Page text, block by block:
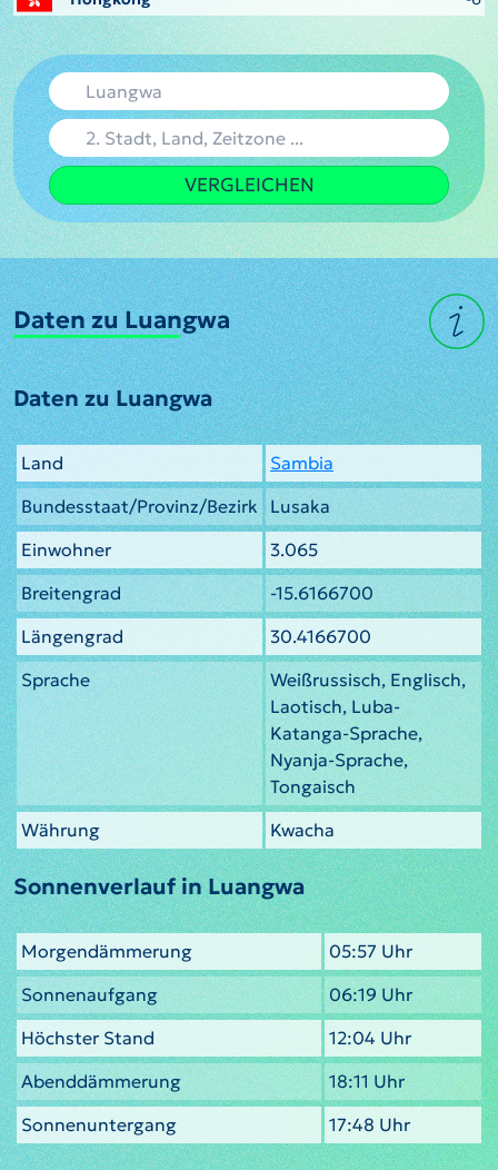
VERGLEICHEN
Daten zu Luangwa
Daten zu Luangwa
Land
Sambia
Bundesstaat/Provinz/Bezirk
Lusaka
Einwohner
3.065
Breitengrad
-15.6166700
Längengrad
30.4166700
Sprache
Weißrussisch, Englisch,
Laotisch, Luba-
Katanga-Sprache,
Nyanja-Sprache,
Tongaisch
Währung
Kwacha
Sonnenverlauf in Luangwa
Morgendämmerung
05:57 Uhr
Sonnenaufgang
06:19 Uhr
Höchster Stand
12:04 Uhr
Abenddämmerung
18:11 Uhr
Sonnenuntergang
17:48 Uhr